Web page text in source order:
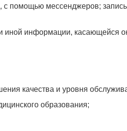
с помощью мессенджеров;
иной информации, касающейся
качества и уровня
образования;